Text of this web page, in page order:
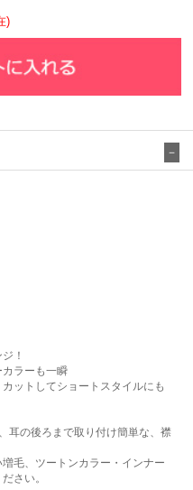
)
！
ラーも一瞬
ットしてショートスタイルにも
耳の後ろまで取り付け簡単な、襟
毛、ツートンカラー・インナー
さい。